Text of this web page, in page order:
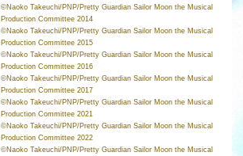
©Naoko Takeuchi/PNP/Pretty Guardian Sailor Moon the Musical
Production Committee 2014
©Naoko Takeuchi/PNP/Pretty Guardian Sailor Moon the Musical
Production Committee 2015
©Naoko Takeuchi/PNP/Pretty Guardian Sailor Moon the Musical
Production Committee 2016
©Naoko Takeuchi/PNP/Pretty Guardian Sailor Moon the Musical
Production Committee 2017
©Naoko Takeuchi/PNP/Pretty Guardian Sailor Moon the Musical
Production Committee 2021
©Naoko Takeuchi/PNP/Pretty Guardian Sailor Moon the Musical
Production Committee 2022
©Naoko Takeuchi/PNP/Pretty Guardian Sailor Moon the Musical